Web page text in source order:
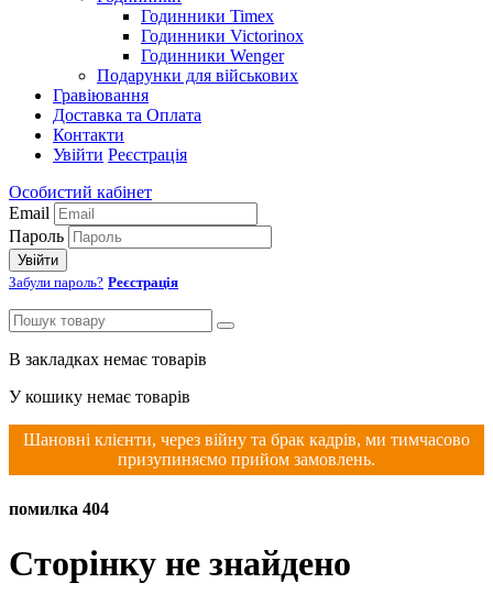
Годинники Timex
Годинники Victorinox
Годинники Wenger
Подарунки для військових
Гравіювання
Доставка та Оплата
Контакти
Увійти Реєстрація
Особистий кабінет
Email
Пароль
Увійти
Забули пароль? Реєстрація
В закладках немає товарів
У кошику немає товарів
Шановні клієнти, через війну та брак кадрів, ми тимчасово
призупиняємо прийом замовлень.
помилка 404
Сторінку не знайдено